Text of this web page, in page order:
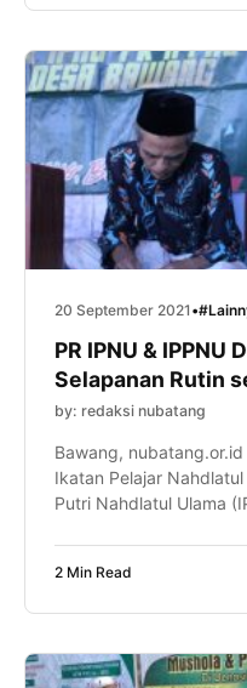
Lembaga Ta’mir
20 September 2021 •
PR IPNU & IPPNU
Selapanan Rutin
by: redaksi nubatang
Bawang,
Ikatan Pelajar
Putri Nahdlatul Ulama
Fatayat dan para
masjid wilayah Desa
2 Min Read